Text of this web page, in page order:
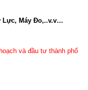
Lực, Máy Đo,..v.v…
và đầu tư thành phố